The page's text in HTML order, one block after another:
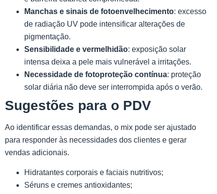
Manchas e sinais de fotoenvelhecimento: excesso
de radiação UV pode intensificar alterações de
pigmentação.
Sensibilidade e vermelhidão: exposição solar
intensa deixa a pele mais vulnerável a irritações.
Necessidade de fotoproteção contínua: proteção
solar diária não deve ser interrompida após o verão.
Sugestões para o PDV
Ao identificar essas demandas, o mix pode ser ajustado
para responder às necessidades dos clientes e gerar
vendas adicionais.
Hidratantes corporais e faciais nutritivos;
Séruns e cremes antioxidantes;